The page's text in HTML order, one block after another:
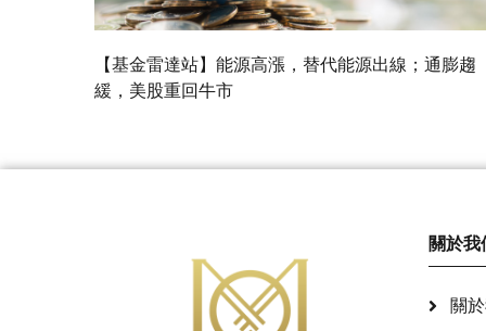
【基金雷達站】能源高漲，替代能源出線；通膨趨
緩，美股重回牛市
關於我
關